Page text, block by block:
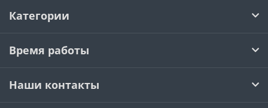
Категории
Время работы
Наши контакты